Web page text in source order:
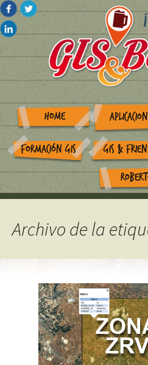
HOME
FORMACIÓN GIS GIS &
Archivo de la